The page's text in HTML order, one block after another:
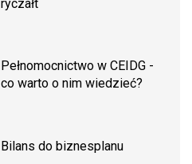
ryczałt
Pełnomocnictwo w CEIDG -
co warto o nim wiedzieć?
Bilans do biznesplanu